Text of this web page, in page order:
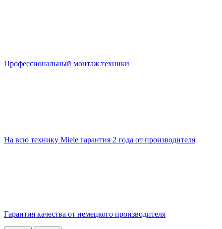
Профессиональный монтаж техники
На всю технику Miele гарантия 2 года от производителя
Гарантия качества от немецкого производителя